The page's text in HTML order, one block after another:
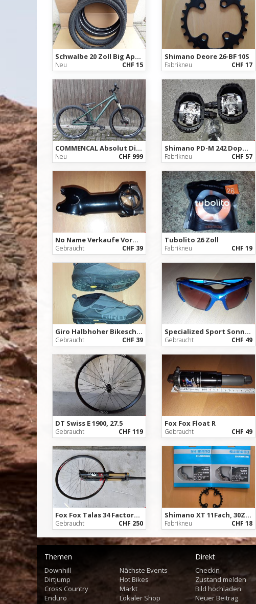
Schwalbe 20 Zoll Big Apple
Neu CHF 15
Shimano Deore 26-BF 10S
Fabrikneu CHF 17
COMMENCAL Absolut Dirtbike
Neu CHF 999
Shimano PD-M 242 Doppelklickpedal
Fabrikneu CHF 57
No Name Verkaufe Vorbau, 85mm länge, 170 Gramm 31.8 Lenkerklemmung, 33mm Schaft Durchmesser
Gebraucht CHF 39
Tubolito 26 Zoll
Fabrikneu CHF 19
Giro Halbhoher Bikeschuh Gr. 42
Gebraucht CHF 39
Specialized Sport Sonnenbrille
Gebraucht CHF 49
DT Swiss E 1900, 27.5
Gebraucht CHF 119
Fox Fox Float R
Gebraucht CHF 49
Fox Fox Talas 34 Factory, Fit CTD Kashima, 160mm, 26Zoll,
Gebraucht CHF 250
Shimano XT 11Fach, 30Zähne
Fabrikneu CHF 18
Themen
Downhill
Dirtjump
Cross Country
Enduro
Nächste Events
Hot Bikes
Markt
Lokaler Shop
Direkt
Checkin
Zustand melden
Bild hochladen
Neuer Beitrag